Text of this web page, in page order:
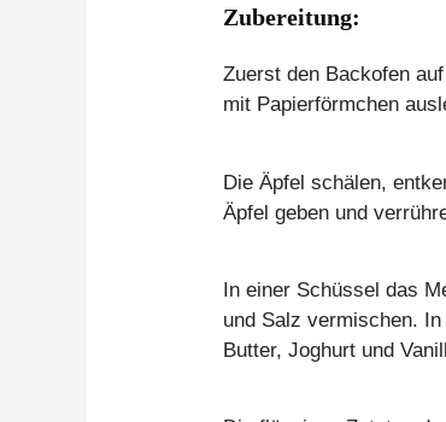
Zubereitung:
Zuerst den Backofen
mit Papierförmchen
Die Äpfel schälen,
Äpfel geben und
In einer Schüssel das
und Salz vermischen.
Butter, Joghurt und